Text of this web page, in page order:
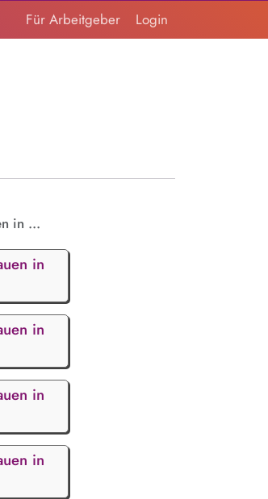
Für Arbeitgeber Login
in ...
in
in
in
in